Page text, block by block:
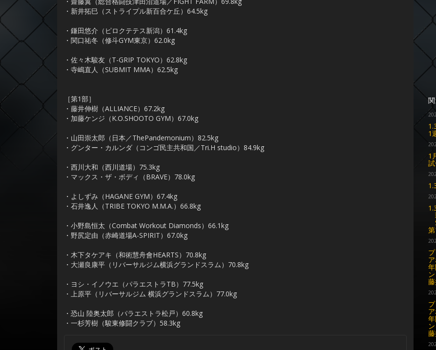
・新井拓巳（ストライプル新百合ケ丘）64.5kg
・鎌田悠介（ピロクテテス新潟）61.4kg
・関口祐冬（修斗GYM東京）62.0kg
・佐々木駿友（T-GRIP TOKYO）62.8kg
・寺嶋直人（SUBMIT MMA）62.5kg
［第1部］
・藤井伸樹（ALLIANCE）67.2kg
・加藤ケンジ（K.O.SHOOTO GYM）67.0kg
・山田崇太郎（日本／ThePandemonium）82.5kg
・グンター・カルンダ（コンゴ民主共和国／Tri.H studio）84.9kg
・西川大和（西川道場）75.3kg
・マックス・ザ・ボディ（BRAVE）78.0kg
・よしずみ（HAGANE GYM）67.4kg
・石井逸人（TRIBE TOKYO M.M.A.）66.8kg
・小野島恒太（Combat Workout Diamonds）66.1kg
・野尻定由（赤崎道場A-SPIRIT）67.0kg
・木下タケアキ（和術慧舟會HEARTS）70.8kg
・大瀬良康平（リバーサルジム横浜グランドスラム）70.8kg
・ヨシ・イノウエ（パラエストラTB）77.5kg
・上原平（リバーサルジム 横浜グランドスラム）77.0kg
・恐山 陸奥太郎（パラエストラ松戸）60.8kg
・一杉芳樹（駿東修闘クラブ）58.3kg
1
1